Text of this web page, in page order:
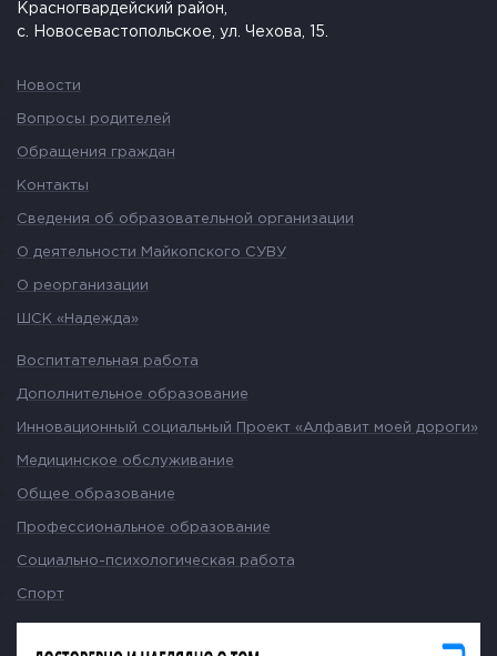
Красногвардейский район,
с. Новосевастопольское, ул. Чехова, 15.
Новости
Вопросы родителей
Обращения граждан
Контакты
Сведения об образовательной организации
О деятельности Майкопского СУВУ
О реорганизации
ШСК «Надежда»
Воспитательная работа
Дополнительное образование
Инновационный социальный Проект «Алфавит моей дороги»
Медицинское обслуживание
Общее образование
Профессиональное образование
Социально-психологическая работа
Спорт